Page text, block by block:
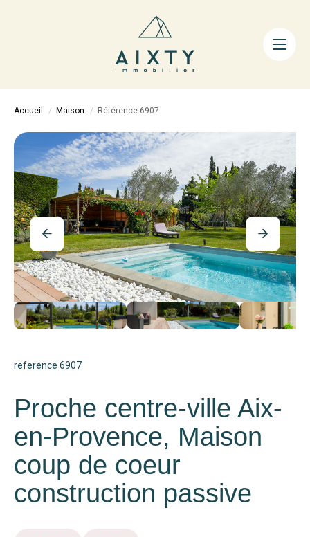
ACHETER
LA MÉTHODE
AIXTY & VOUS
Nos Agences
Nos Équipes
Nos Tarifs
Nos Biens Vendus
Notre City Guide
Accueil Maison Référence 6907
reference 6907
Proche centre-ville Aix-
en-Provence, Maison
coup de coeur
construction passive